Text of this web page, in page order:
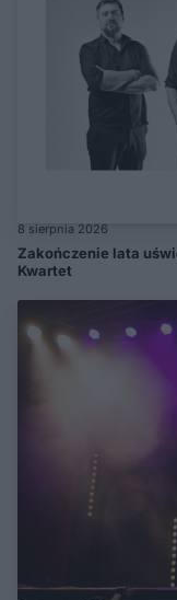
8 sierpnia 2026
Zakończenie lata
Kwartet